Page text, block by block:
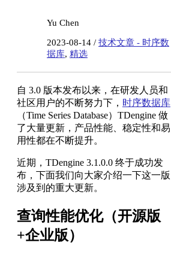
Yu Chen
2023-08-14 / 技术文章 - 时序数
据库, 精选
自 3.0 版本发布以来，在研发人员和
社区用户的不断努力下， 时序数据库
（Time Series Database）TDengine 做
了大量更新，产品性能、稳定性和易
用性都在不断提升。
近期，TDengine 3.1.0.0 终于成功发
布，下面我们向大家介绍一下这一版
涉及到的重大更新。
查询性能优化（开源版
+企业版）